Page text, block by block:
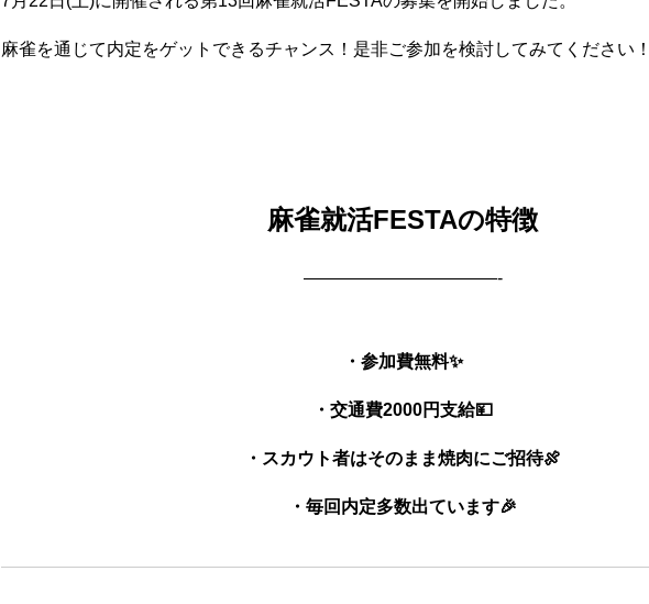
麻雀を通じて内定をゲットできるチャンス！是非ご参加を検討してみてください！
麻雀就活FESTAの特徴
———————————-
・参加費無料✨
・交通費2000円支給💴
・スカウト者はそのまま焼肉にご招待🍖
・毎回内定多数出ています🎉